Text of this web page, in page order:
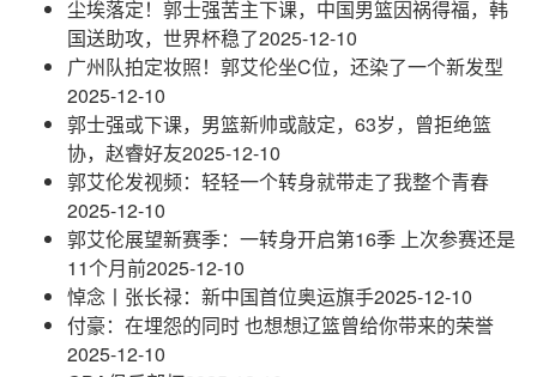
尘埃落定！郭士强苦主下课，中国男篮因祸得福，韩
国送助攻，世界杯稳了2025-12-10
广州队拍定妆照！郭艾伦坐C位，还染了一个新发型
2025-12-10
郭士强或下课，男篮新帅或敲定，63岁，曾拒绝篮
协，赵睿好友2025-12-10
郭艾伦发视频：轻轻一个转身就带走了我整个青春
2025-12-10
郭艾伦展望新赛季：一转身开启第16季 上次参赛还是
11个月前2025-12-10
悼念丨张长禄：新中国首位奥运旗手2025-12-10
付豪：在埋怨的同时 也想想辽篮曾给你带来的荣誉
2025-12-10